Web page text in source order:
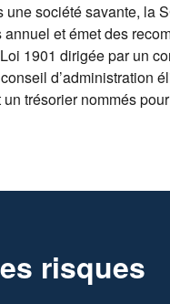
société savante, la
et émet des
1901 dirigée par un
d’administration
trésorier nommés
risques